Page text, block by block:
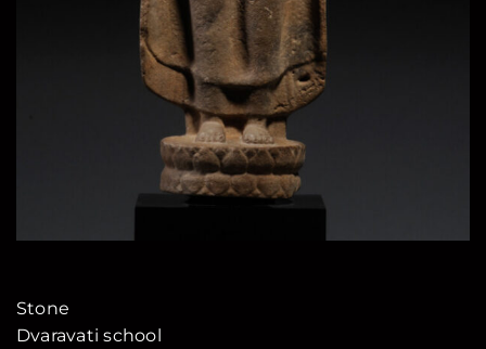
Stone
Dvaravati school